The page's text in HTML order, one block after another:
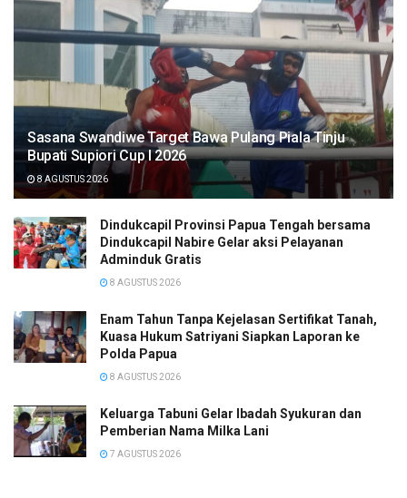
Sasana Swandiwe Target Bawa Pulang Piala Tinju
Bupati Supiori Cup I 2026
8 AGUSTUS 2026
Dindukcapil Provinsi Papua Tengah bersama
Dindukcapil Nabire Gelar aksi Pelayanan
Adminduk Gratis
8 AGUSTUS 2026
Enam Tahun Tanpa Kejelasan Sertifikat Tanah,
Kuasa Hukum Satriyani Siapkan Laporan ke
Polda Papua
8 AGUSTUS 2026
Keluarga Tabuni Gelar Ibadah Syukuran dan
Pemberian Nama Milka Lani
7 AGUSTUS 2026